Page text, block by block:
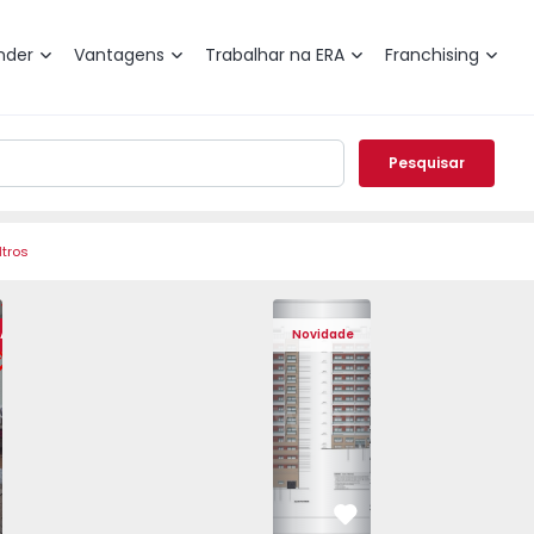
Vantagens Trabalhar na ERA Franchising
Pesquisar
Santa Marta do Pinhal - 1573263 - 12
T2 Seixal, Santa Marta do Pinhal - 1573263 - 1
Apartamento T2 Seixal, Santa Marta do Pinhal - 1573263 - 2
Apartamento T2 Seixal, Santa Marta do Pinhal -
Apartamento T2 Seixal, Santa Marta
Apartamento T2 Seixal,
Apartamento
Novidade
Apartamento T1 Seixal, Corroios -
Apartamento T1 Seixal,
Apartamento T1
Favorito